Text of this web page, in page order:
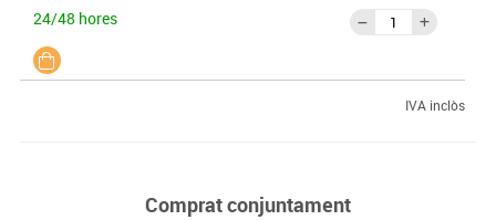
24/48 hores
IVA inclòs
Comprat conjuntament